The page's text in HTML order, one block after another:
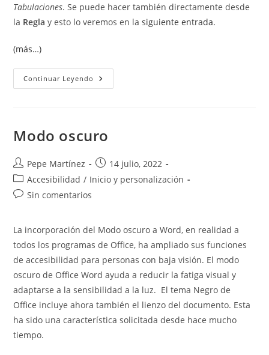
Tabulaciones. Se puede hacer también directamente desde
la Reglay esto lo veremos en lasiguiente entrada.
(más…)
Continuar Leyendo Establecer,
Modificar
Modo oscuro
Autor
de
la
entrada:
Pepe Martínez
Publicación
de
14 julio, 2022
Categoría
de
Accesibilidad / Inicio y personalización
Comentarios
entrada:
Sin comentarios
La incorporación del Modo oscuro a Word, en realidad a
todos los programas de Office, ha ampliado sus funciones
de accesibilidad para personas con baja visión. El modo
oscuro de Office Word ayuda a reducir la fatiga visual y
adaptarse a la sensibilidad a la luz. El tema Negro de
Office incluye ahora también el lienzo del documento. Esta
ha sido una característica solicitada desde hace mucho
tiempo.